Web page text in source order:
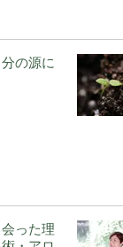
の源に
った理